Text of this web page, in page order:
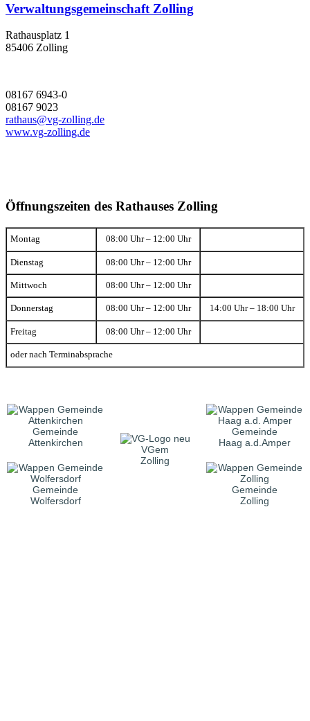
Verwaltungsgemeinschaft Zolling
Rathausplatz 1
85406 Zolling
08167 6943-0
08167 9023
rathaus@vg-zolling.de
www.vg-zolling.de
Öffnungszeiten des Rathauses Zolling
Montag 08:00 Uhr – 12:00 Uhr
Dienstag 08:00 Uhr – 12:00 Uhr
Mittwoch 08:00 Uhr – 12:00 Uhr
Donnerstag 08:00 Uhr – 12:00 Uhr 14:00 Uhr – 18:00 Uhr
Freitag 08:00 Uhr – 12:00 Uhr
oder nach Terminabsprache
Gemeinde
Attenkirchen
VGem
Zolling
Gemeinde
Haag a.d.Amper
Gemeinde
Wolfersdorf
Gemeinde
Zolling